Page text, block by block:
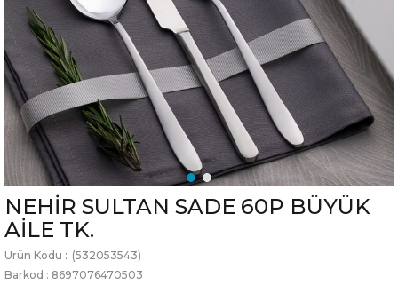
NEHİR SULTAN SADE 60P BÜYÜK
AİLE TK.
(532053543)
Barkod : 8697076470503